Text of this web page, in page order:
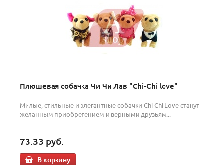
Плюшевая собачка Чи Чи Лав "Chi-Chi love"
Милые, стильные и элегантные собачки Chi Chi Love станут
желанным приобретением и верными друзьям...
73.33 руб.
В корзину